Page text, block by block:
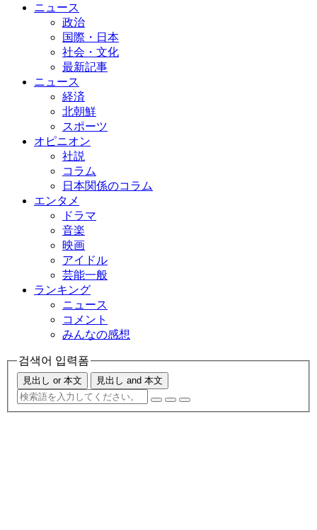
ニュース
政治
国際・日本
社会・文化
最新記事
ニュース
経済
北朝鮮
スポーツ
オピニオン
社説
コラム
日本関係のコラム
エンタメ
ドラマ
音楽
映画
アイドル
芸能一般
ランキング
ニュース
コメント
みんなの感想
검색어 입력폼
見出し or 本文 見出し and 本文